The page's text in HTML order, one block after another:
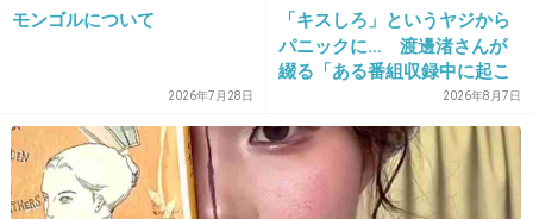
スペースインベーダー
出典：img.pics.livedoor.com
モンゴルについて
2026年7月28日
「キスしろ」というヤジから
パニックに… 渡邊渚さんが
綴る「ある番組収録中に起こ
ったフラッシュバック」2026年8月7日